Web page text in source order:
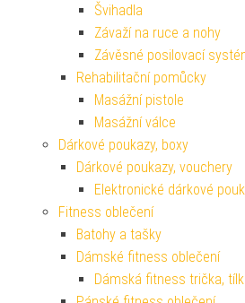
Švihadla
Závaží na ruce a nohy
Závěsné posilovací
Rehabilitační pomůcky
Masážní pistole
Masážní válce
Dárkové poukazy, boxy
Dárkové poukazy, vouchery
Elektronické dárkové
Fitness oblečení
Batohy a tašky
Dámské fitness oblečení
Dámská fitness trička,